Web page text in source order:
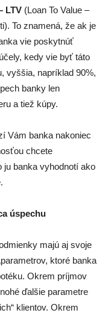
LTV (Loan To Value –
To znamená, že ak je
vie poskytnúť
kedy vie byť táto
vyššia, napríklad 90%,
banky len
a tiež kúpy.
Vám banka nakoniec
chcete
ju banka vyhodnotí ako
úspechu
majú aj svoje
ktoré banka
Okrem príjmov
ďalšie parametre
klientov. Okrem